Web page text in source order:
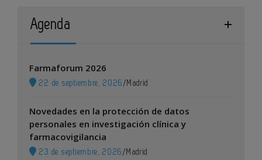
Agenda
Farmaforum 2026
22 de septiembre, 2026 / Madrid
Novedades en la protección de datos
personales en investigación clínica y
farmacovigilancia
23 de septiembre, 2026 / Madrid